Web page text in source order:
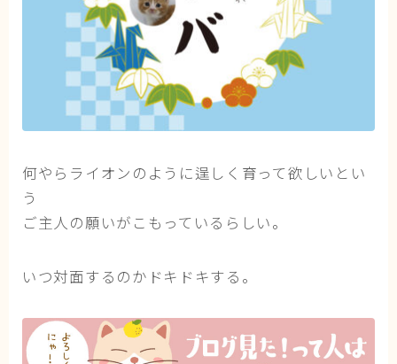
何やらライオンのように逞しく育って欲しいとい
う
ご主人の願いがこもっているらしい。
いつ対面するのかドキドキする。